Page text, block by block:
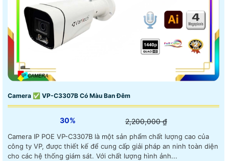
Camera ✅ VP-C3307B Có Màu Ban Đêm
30% 2,200,000 ₫
Camera IP POE VP-C3307B là một sản phẩm chất lượng cao của
công ty VP, được thiết kế để cung cấp giải pháp an ninh toàn diện
cho các hệ thống giám sát. Với chất lượng hình ảnh...